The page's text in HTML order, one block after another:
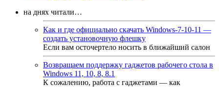
на днях читали…
Как и где официально скачать Windows-7-10-11 —
создать установочную флешку
Если вам осточертело носить в ближайший салон
Возвращаем поддержку гаджетов рабочего стола в
Windows 11, 10, 8, 8.1
К сожалению, работа с гаджетами — как